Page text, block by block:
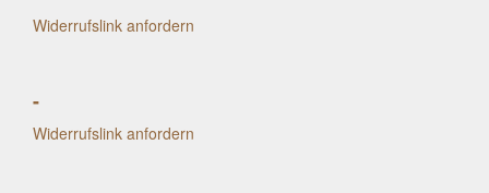
Widerrufslink anfordern
-
Widerrufslink anfordern